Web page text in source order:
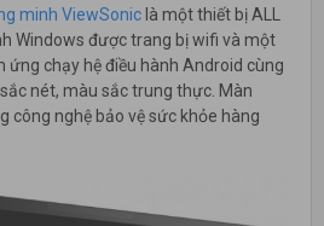
minh ViewSonic là một thiết bị ALL
Windows được trang bị wifi và một
chạy hệ điều hành Android cùng
nét, màu sắc trung thực. Màn
công nghệ bảo vệ sức khỏe hàng